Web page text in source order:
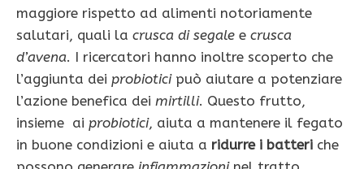
maggiore rispetto ad alimenti notoriamente
salutari, quali la crusca di segale e crusca
d’avena. I ricercatori hanno inoltre scoperto che
l’aggiunta dei probiotici può aiutare a potenziare
l’azione benefica dei mirtilli. Questo frutto,
insieme ai probiotici, aiuta a mantenere il fegato
in buone condizioni e aiuta a ridurre i batteri che